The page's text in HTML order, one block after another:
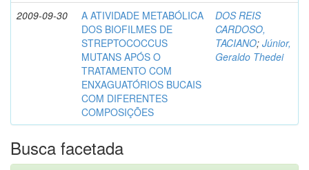
2009-09-30
A ATIVIDADE METABÓLICA
DOS BIOFILMES DE
STREPTOCOCCUS
MUTANS APÓS O
TRATAMENTO COM
ENXAGUATÓRIOS BUCAIS
COM DIFERENTES
COMPOSIÇÕES
DOS REIS
CARDOSO,
TACIANO; Júnior,
Geraldo Thedei
Busca facetada